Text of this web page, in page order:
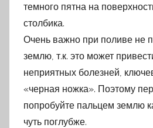
темного пятна на
столбика.
Очень важно при поливе не
землю, т.к. это может
неприятных болезней,
«черная ножка». Поэтому
попробуйте пальцем землю
чуть поглубже.